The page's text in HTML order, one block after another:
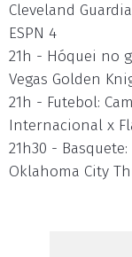
Cleveland
ESPN 4
21h - Hóquei no
Vegas Golden
21h - Futebol:
Internacional x
21h30 -
Oklahoma City